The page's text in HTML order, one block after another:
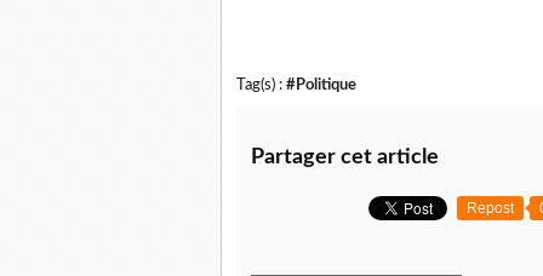
Tag(s) : #Politique
Partager cet article
Repost